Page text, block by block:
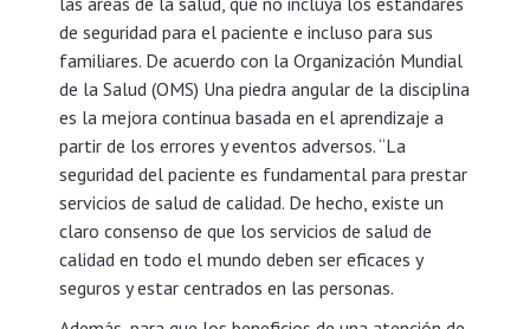
de seguridad para el paciente e incluso para sus
familiares. De acuerdo con la Organización Mundial
de la Salud (OMS) Una piedra angular de la disciplina
es la mejora continua basada en el aprendizaje a
partir de los errores y eventos adversos. “La
seguridad del paciente es fundamental para prestar
servicios de salud de calidad. De hecho, existe un
claro consenso de que los servicios de salud de
calidad en todo el mundo deben ser eficaces y
seguros y estar centrados en las personas.